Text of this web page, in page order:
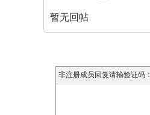
暂无回帖
非注册成员回复请输验证码：